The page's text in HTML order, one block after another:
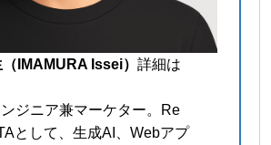
（IMAMURA Issei）詳細は
ジニア兼マーケター。Re
として、生成AI、Webアプ